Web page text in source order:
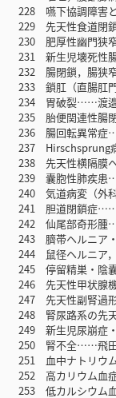
228 嚥下協調障害
229 先天性食道
230 肥厚性幽門狭
231 新生児壊死性
232 腸閉鎖，腸
233 鎖肛（直腸肛
234 胃破裂……渡
235 胎便関連性腸
236 腸回転異常
237
238 先天性横隔膜
239 囊胞性肺疾
240 気道病変（外
241 胆道閉鎖症……
242 仙尾部奇形
243 臍帯ヘルニア
244 鼠径ヘルニア
245 停留精巣・陰
246 先天性甲状腺
247 先天性副腎過
248 腎尿路系の先
249 新生児尿崩症
250 腎不全……飛田
251 血中ナトリウ
252 高カリウム
253 低カルシウム